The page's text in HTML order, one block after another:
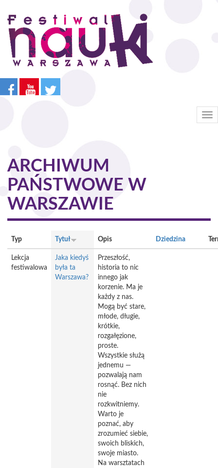
Przejdź
treści
ARCHIWUM
PAŃSTWOWE W
WARSZAWIE
Typ Tytuł Opis Dziedzina
Lekcja
festiwalowa
Jaka kiedyś
była ta
Warszawa?
Przeszłość,
historia to nic
innego jak
korzenie. Ma je
każdy z nas.
Mogą być stare,
młode, długie,
krótkie,
rozgałęzione,
proste.
Wszystkie służą
jednemu —
pozwalają nam
rosnąć. Bez nich
nie
rozkwitniemy.
Warto je
poznać, aby
zrozumieć siebie,
swoich bliskich,
swoje miasto.
Na warsztatach